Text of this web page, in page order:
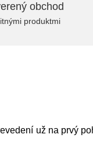
obchod
produktmi
už na prvý